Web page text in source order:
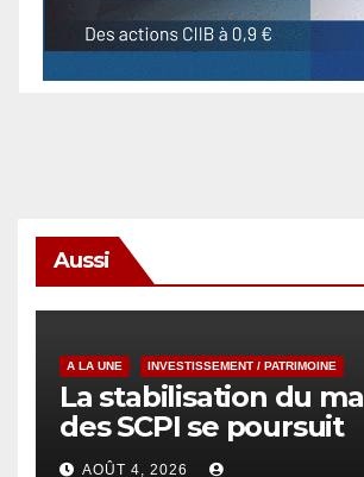
Aussi
A LA UNE INVESTISSEMENT / PATRIMOINE
La stabilisation du
des SCPI se poursuit
AOÛT 4, 2026